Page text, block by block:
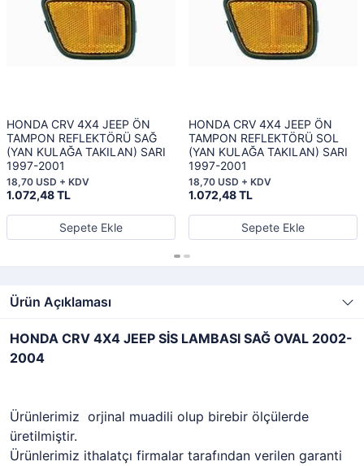
HONDA CRV 4X4 JEEP ÖN
TAMPON REFLEKTÖRÜ SAĞ
(YAN KULAĞA TAKILAN) SARI
1997-2001
1.072,48 TL
18,70 USD + KDV
Sepete Ekle
HONDA CRV 4X4 JEEP ÖN
TAMPON REFLEKTÖRÜ SOL
(YAN KULAĞA TAKILAN) SARI
1997-2001
1.072,48 TL
18,70 USD + KDV
Sepete Ekle
Ürün Açıklaması
HONDA CRV 4X4 JEEP SİS LAMBASI SAĞ OVAL 2002-
2004
Ürünlerimiz orjinal muadili olup birebir ölçülerde
üretilmiştir.
Ürünlerimiz ithalatçı firmalar tarafından verilen garanti